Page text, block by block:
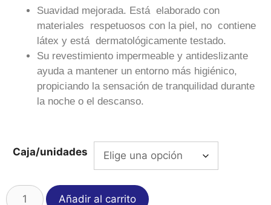
Suavidad mejorada. Está elaborado con
materiales respetuosos con la piel, no contiene
látex y está dermatológicamente testado.
Su revestimiento impermeable y antideslizante
ayuda a mantener un entorno más higiénico,
propiciando la sensación de tranquilidad durante
la noche o el descanso.
Caja/unidades
Añadir al carrito